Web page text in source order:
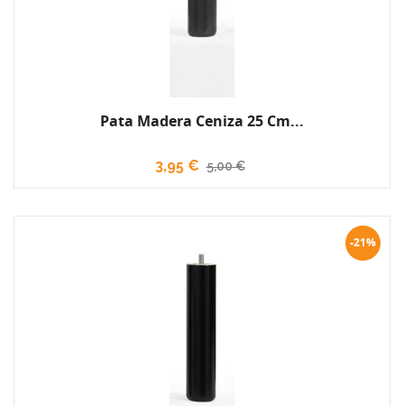
Pata Madera Ceniza 25 Cm...
3,95 € 5,00 €
-21%